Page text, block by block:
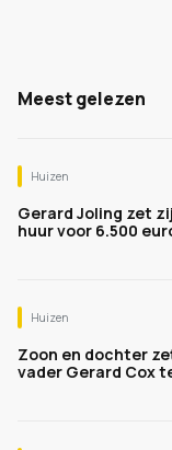
Meest gelezen
Huizen
Gerard Joling zet
huur voor 6.500
Huizen
Zoon en dochter
vader Gerard Cox